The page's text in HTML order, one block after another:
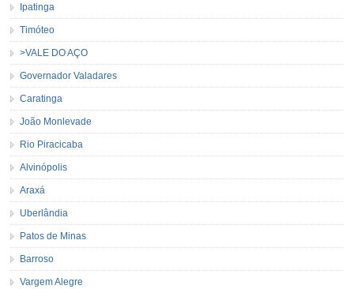
Ipatinga
Timóteo
>VALE DO AÇO
Governador Valadares
Caratinga
João Monlevade
Rio Piracicaba
Alvinópolis
Araxá
Uberlândia
Patos de Minas
Barroso
Vargem Alegre